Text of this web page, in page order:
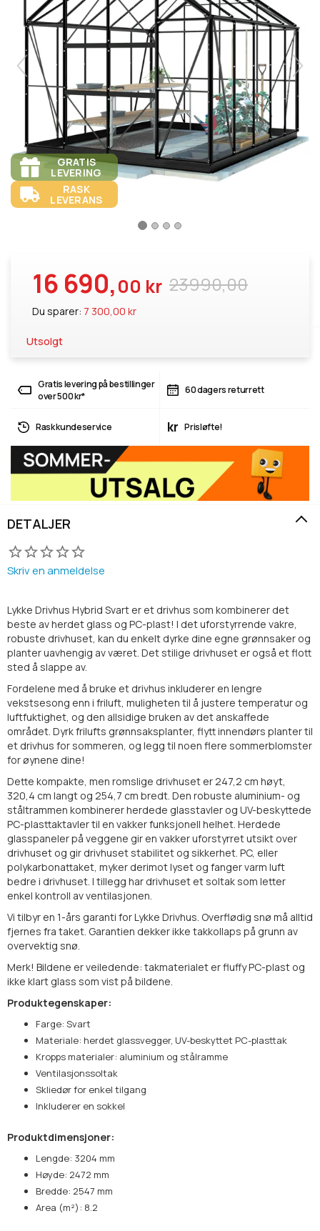
GRATIS
LEVERING
RASK
LEVERANS
23990,00
16 690,00 kr
Du sparer: 7 300,00 kr
Utsolgt
Gratis levering på bestillinger
over 500 kr*
60 dagers returrett
Rask kundeservice kr Prisløfte!
DETALJER
Skriv en anmeldelse
Lykke Drivhus Hybrid Svart er et drivhus som kombinerer det
beste av herdet glass og PC-plast! I det uforstyrrende vakre,
robuste drivhuset, kan du enkelt dyrke dine egne grønnsaker og
planter uavhengig av været. Det stilige drivhuset er også et flott
sted å slappe av.
Fordelene med å bruke et drivhus inkluderer en lengre
vekstsesong enn i friluft, muligheten til å justere temperatur og
luftfuktighet, og den allsidige bruken av det anskaffede
området. Dyrk frilufts grønnsaksplanter, flytt innendørs planter til
et drivhus for sommeren, og legg til noen flere sommerblomster
for øynene dine!
Dette kompakte, men romslige drivhuset er 247,2 cm høyt,
320,4 cm langt og 254,7 cm bredt. Den robuste aluminium- og
ståltrammen kombinerer herdede glasstavler og UV-beskyttede
PC-plasttaktavler til en vakker funksjonell helhet. Herdede
glasspaneler på veggene gir en vakker uforstyrret utsikt over
drivhuset og gir drivhuset stabilitet og sikkerhet. PC, eller
polykarbonattaket, myker derimot lyset og fanger varm luft
bedre i drivhuset. I tillegg har drivhuset et soltak som letter
enkel kontroll av ventilasjonen.
Vi tilbyr en 1-års garanti for Lykke Drivhus. Overflødig snø må alltid
fjernes fra taket. Garantien dekker ikke takkollaps på grunn av
overvektig snø.
Merk! Bildene er veiledende: takmaterialet er fluffy PC-plast og
ikke klart glass som vist på bildene.
Produktegenskaper:
Farge: Svart
Materiale: herdet glassvegger, UV-beskyttet PC-plasttak
Kropps materialer: aluminium og stålramme
Ventilasjonssoltak
Skliedør for enkel tilgang
Inkluderer en sokkel
Produktdimensjoner:
Lengde: 3204 mm
Høyde: 2472 mm
Bredde: 2547 mm
Area (m²): 8.2